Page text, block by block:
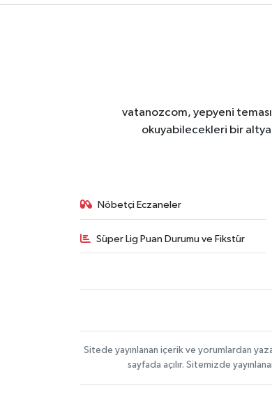
vatanozcom, yepyeni
okuyabilecekleri bir
Nöbetçi Eczaneler
Süper Lig Puan Durumu ve Fikstür
Sitede yayınlanan içerik ve yorumlardan
sayfada açılır. Sitemizde